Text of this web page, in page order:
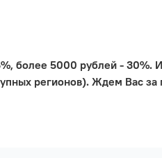
более 5000 рублей -
регионов). Ждем Вас